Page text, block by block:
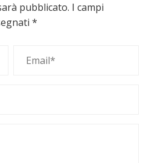
pubblicato. I campi
*